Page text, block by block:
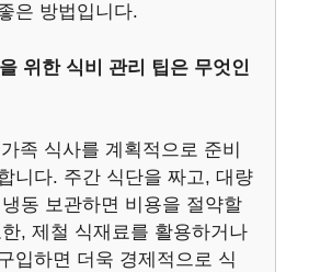
은 방법입니다.
위한 식비 관리 팁은 무엇인
족 식사를 계획적으로 준비
니다. 주간 식단을 짜고, 대량
동 보관하면 비용을 절약할
, 제철 식재료를 활용하거나
입하면 더욱 경제적으로 식